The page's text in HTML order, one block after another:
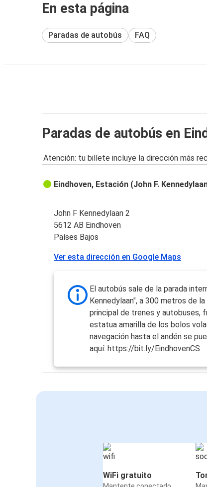
En esta página
Paradas de autobús FAQ
Paradas de autobús en
Atención: tu billete incluye la dirección más
Eindhoven, Estación (John F.
John F Kennedylaan 2
5612 AB Eindhoven
Países Bajos
Ver esta dirección en Google Maps
El autobús sale de la parada
Kennedylaan", a 300 metros de
principal de trenes y autobuses,
estatua amarilla de los bolos
navegación hasta el andén se
aquí: https://bit.ly/EindhovenCS
WiFi gratuito